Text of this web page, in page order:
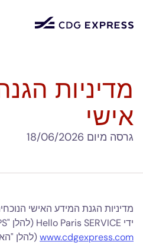
מדיניות
אישי
גרסה מיום 18/06/2026
מדיניות הגנת המידע האישי
ידי Hello Paris SERVICE (להלן "HPS"), הזמין בכתובת:
www.cdgexpress.com(להלן